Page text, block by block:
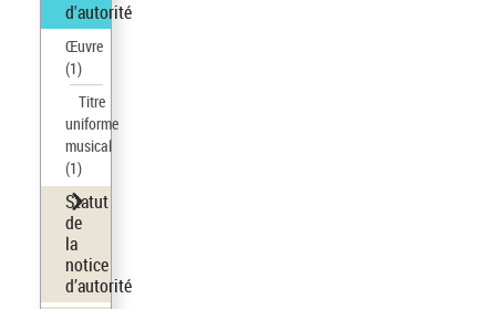
d'autorité
Œuvre
(1)
Titre
uniforme
musical
(1)
Statut
de
la
notice
d’autorité